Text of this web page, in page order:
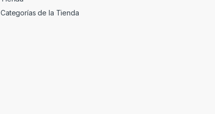
Categorías de la Tienda